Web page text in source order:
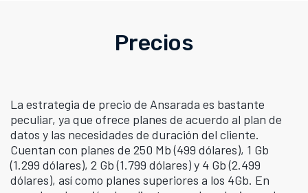
Precios
La estrategia de precio de Ansarada es bastante
peculiar, ya que ofrece planes de acuerdo al plan de
datos y las necesidades de duración del cliente.
Cuentan con planes de 250 Mb (499 dólares), 1 Gb
(1.299 dólares), 2 Gb (1.799 dólares) y 4 Gb (2.499
dólares), así como planes superiores a los 4Gb. En